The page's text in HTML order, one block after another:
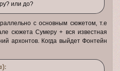
или до?
с основным сюжетом, т.е
сюжета Сумеру + вся известная
архонтов. Когда выйдет Фонтейн